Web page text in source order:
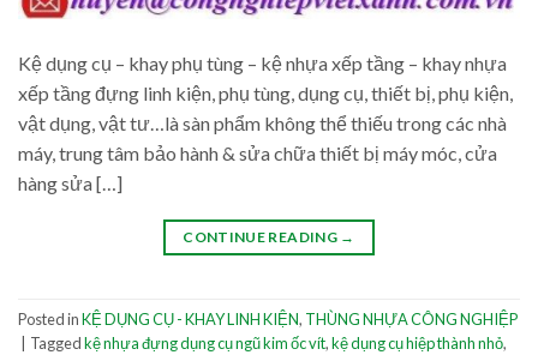
Kệ dụng cụ – khay phụ tùng – kệ nhựa xếp tầng – khay nhựa
xếp tầng đựng linh kiện, phụ tùng, dụng cụ, thiết bị, phụ kiện,
vật dụng, vật tư…là sàn phẩm không thể thiếu trong các nhà
máy, trung tâm bảo hành & sửa chữa thiết bị máy móc, cửa
hàng sửa […]
CONTINUE READING →
Posted inKỆ DỤNG CỤ - KHAY LINH KIỆN, THÙNG NHỰA CÔNG NGHIỆP
Taggedkệ nhựa đựng dụng cụ ngũ kim ốc vít,kệ dụng cụ hiệp thành nhỏ,